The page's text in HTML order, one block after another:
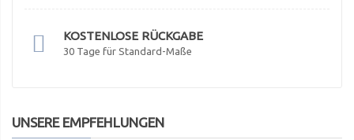
KOSTENLOSE RÜCKGABE
30 Tage für Standard-Maße
UNSERE EMPFEHLUNGEN